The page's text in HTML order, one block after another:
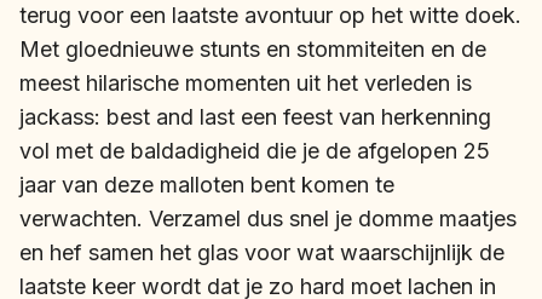
terug voor een laatste avontuur op het witte doek.
Met gloednieuwe stunts en stommiteiten en de
meest hilarische momenten uit het verleden is
jackass: best and last een feest van herkenning
vol met de baldadigheid die je de afgelopen 25
jaar van deze malloten bent komen te
verwachten. Verzamel dus snel je domme maatjes
en hef samen het glas voor wat waarschijnlijk de
laatste keer wordt dat je zo hard moet lachen in